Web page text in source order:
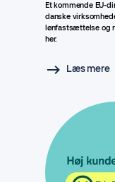
Et kommende EU-
danske
lønfastsættelse og
her.
Læs mere